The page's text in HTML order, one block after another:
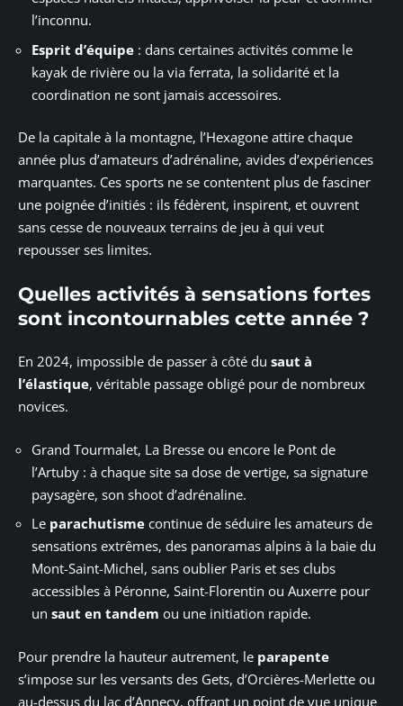
l’inconnu.
Esprit d’équipe : dans certaines activités comme le
kayak de rivière ou la via ferrata, la solidarité et la
coordination ne sont jamais accessoires.
De la capitale à la montagne, l’Hexagone attire chaque
année plus d’amateurs d’adrénaline, avides d’expériences
marquantes. Ces sports ne se contentent plus de fasciner
une poignée d’initiés : ils fédèrent, inspirent, et ouvrent
sans cesse de nouveaux terrains de jeu à qui veut
repousser ses limites.
Quelles activités à sensations fortes
sont incontournables cette année ?
En 2024, impossible de passer à côté du saut à
l’élastique, véritable passage obligé pour de nombreux
novices.
Grand Tourmalet, La Bresse ou encore le Pont de
l’Artuby : à chaque site sa dose de vertige, sa signature
paysagère, son shoot d’adrénaline.
Le parachutisme continue de séduire les amateurs de
sensations extrêmes, des panoramas alpins à la baie du
Mont-Saint-Michel, sans oublier Paris et ses clubs
accessibles à Péronne, Saint-Florentin ou Auxerre pour
un saut en tandem ou une initiation rapide.
Pour prendre la hauteur autrement, le parapente
s’impose sur les versants des Gets, d’Orcières-Merlette ou
au-dessus du lac d’Annecy, offrant un point de vue unique